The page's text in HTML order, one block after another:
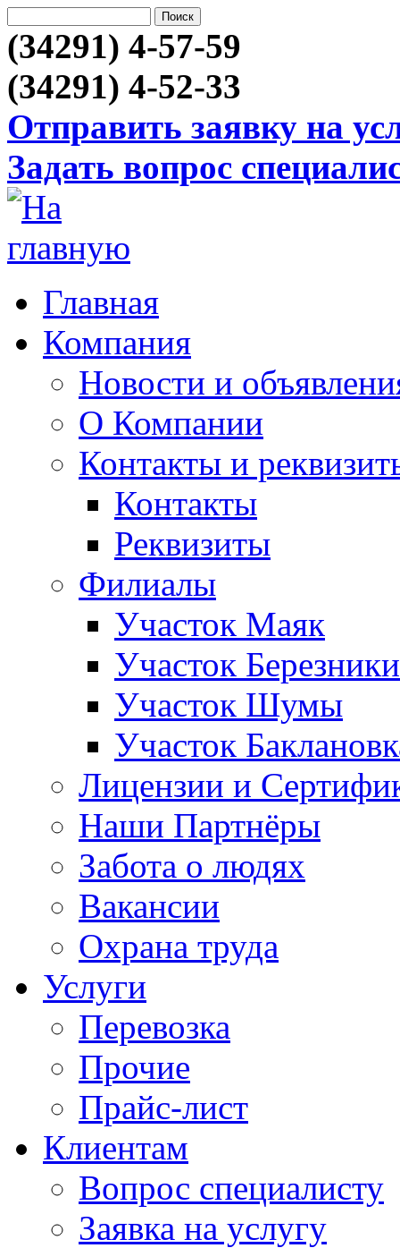
(34291) 4-57-59
(34291) 4-52-33
Отправить заявку на
Задать вопрос
Главная
Компания
Новости и
О Компании
Контакты и
Контакты
Реквизиты
Филиалы
Участок Маяк
Участок Березники
Участок Шумы
Участок
Лицензии и
Наши Партнёры
Забота о людях
Вакансии
Охрана труда
Услуги
Перевозка
Прочие
Прайс-лист
Клиентам
Вопрос специалисту
Заявка на услугу